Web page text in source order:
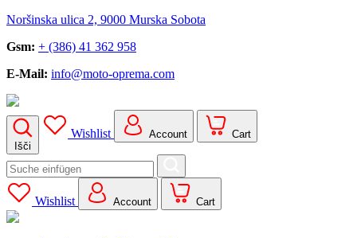
Noršinska ulica 2, 9000 Murska Sobota
Gsm: + (386) 41 362 958
E-Mail: info@moto-oprema.com
Išči
Wishlist Account Cart
Search
for:
Wishlist
Account Cart